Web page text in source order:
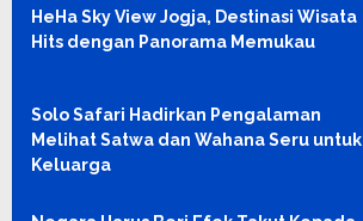
HeHa Sky View Jogja, Destinasi Wisata
Hits dengan Panorama Memukau
Solo Safari Hadirkan Pengalaman
Melihat Satwa dan Wahana Seru untuk
Keluarga